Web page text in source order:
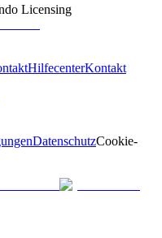
Licensing
HilfecenterKontakt
DatenschutzCookie-